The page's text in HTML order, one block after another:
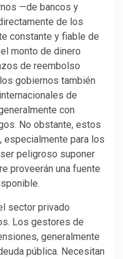
—de bancos y
de los
constante y fiable de
monto de dinero
de reembolso
gobiernos también
de
con
No obstante, estos
especialmente para los
peligroso suponer
proveerán una fuente
sector privado
Los gestores de
generalmente
pública. Necesitan